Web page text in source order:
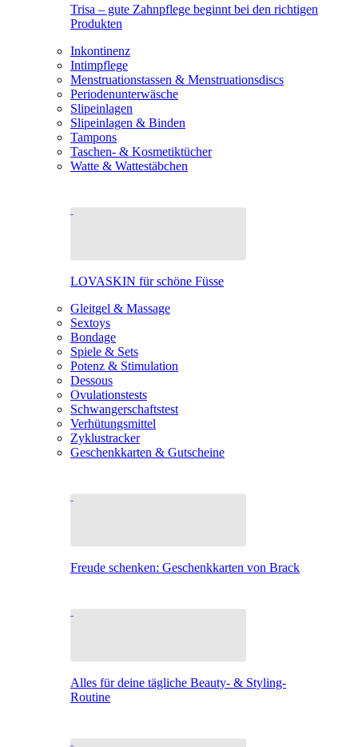
Trisa – gute Zahnpflege beginnt bei den richtigen
Produkten
Inkontinenz
Intimpflege
Menstruationstassen & Menstruationsdiscs
Periodenunterwäsche
Slipeinlagen
Slipeinlagen & Binden
Tampons
Taschen- & Kosmetiktücher
Watte & Wattestäbchen
LOVASKIN für schöne Füsse
Gleitgel & Massage
Sextoys
Bondage
Spiele & Sets
Potenz & Stimulation
Dessous
Ovulationstests
Schwangerschaftstest
Verhütungsmittel
Zyklustracker
Geschenkkarten & Gutscheine
Freude schenken: Geschenkkarten von Brack
Alles für deine tägliche Beauty- & Styling-
Routine